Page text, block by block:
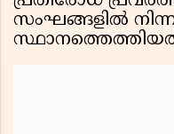
സംഘങ്ങളിൽ